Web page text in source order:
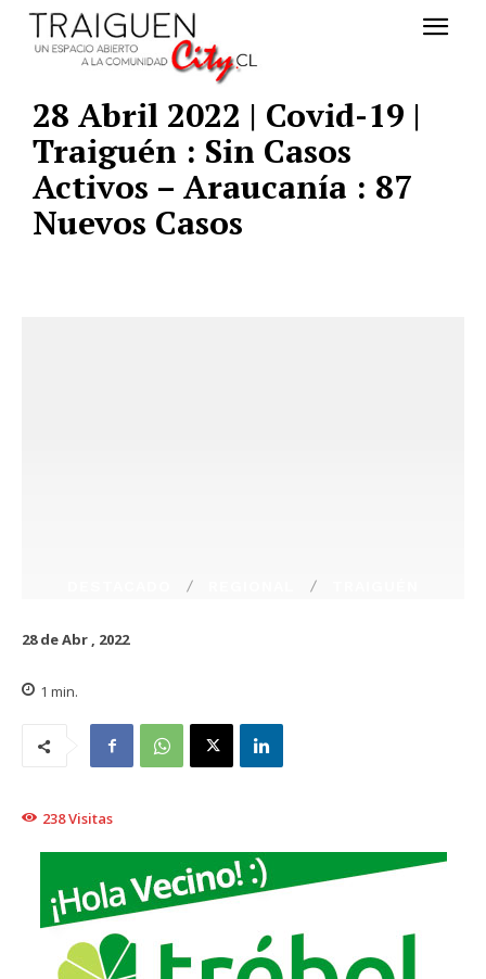
28 Abril 2022 | Covid-19 |
Traiguén : Sin Casos
Activos – Araucanía : 87
Nuevos Casos
28 de Abr , 2022
1 min.
238Visitas